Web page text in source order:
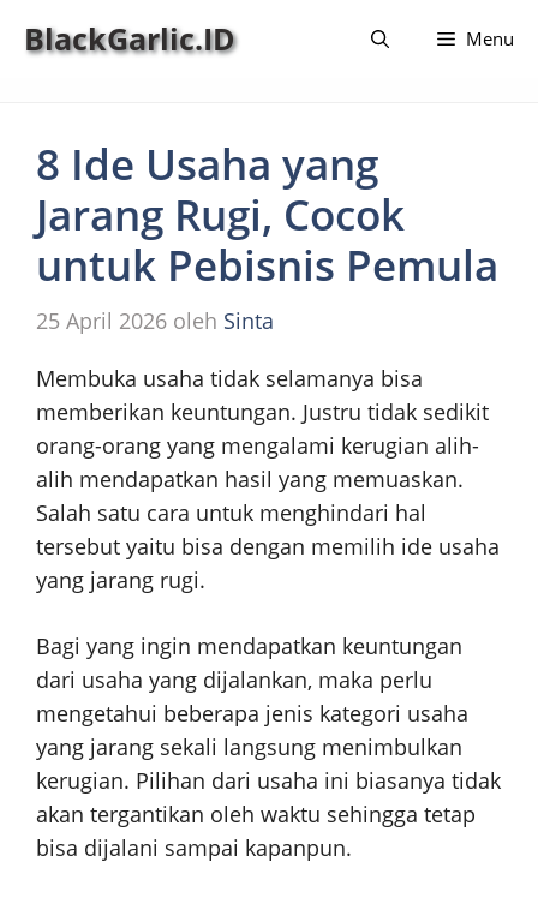
BlackGarlic.ID Menu
8 Ide Usaha yang
Jarang Rugi, Cocok
untuk Pebisnis Pemula
25 April 2026 oleh Sinta
Membuka usaha tidak selamanya bisa
memberikan keuntungan. Justru tidak sedikit
orang-orang yang mengalami kerugian alih-
alih mendapatkan hasil yang memuaskan.
Salah satu cara untuk menghindari hal
tersebut yaitu bisa dengan memilih ide usaha
yang jarang rugi.
Bagi yang ingin mendapatkan keuntungan
dari usaha yang dijalankan, maka perlu
mengetahui beberapa jenis kategori usaha
yang jarang sekali langsung menimbulkan
kerugian. Pilihan dari usaha ini biasanya tidak
akan tergantikan oleh waktu sehingga tetap
bisa dijalani sampai kapanpun.